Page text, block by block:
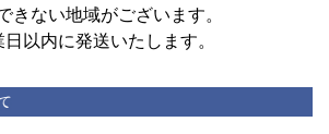
きない地域がございます。
以内に発送いたします。